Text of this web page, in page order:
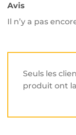
Avis
Il n’y a pas
Seuls les
produit ont